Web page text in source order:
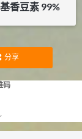
香豆素 99%
存：11.4KG
分享
码